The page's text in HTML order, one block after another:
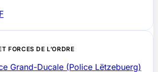
FORCES DE L’ORDRE
Grand-Ducale (Police Lëtzebuerg)